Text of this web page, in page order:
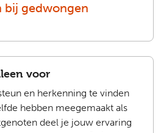
bij gedwongen
voor
en herkenning te vinden
hebben meegemaakt als
deel je jouw ervaring